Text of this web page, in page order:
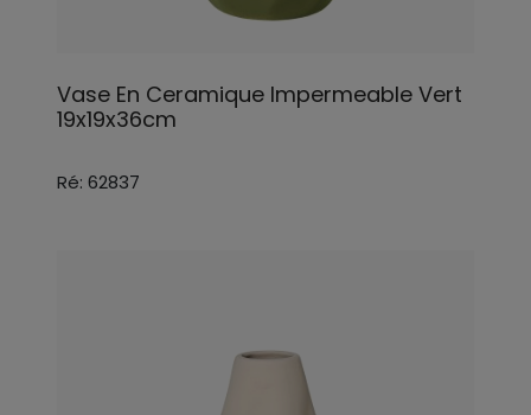
Vase En Ceramique Impermeable Vert
19x19x36cm
Ré: 62837